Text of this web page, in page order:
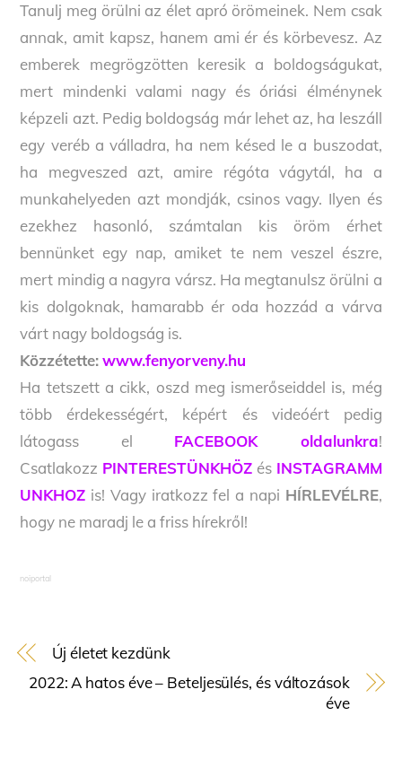
Tanulj meg örülni az élet apró örömeinek. Nem csak
annak, amit kapsz, hanem ami ér és körbevesz. Az
emberek megrögzötten keresik a boldogságukat,
mert mindenki valami nagy és óriási élménynek
képzeli azt. Pedig boldogság már lehet az, ha leszáll
egy veréb a válladra, ha nem késed le a buszodat,
ha megveszed azt, amire régóta vágytál, ha a
munkahelyeden azt mondják, csinos vagy. Ilyen és
ezekhez hasonló, számtalan kis öröm érhet
bennünket egy nap, amiket te nem veszel észre,
mert mindig a nagyra vársz. Ha megtanulsz örülni a
kis dolgoknak, hamarabb ér oda hozzád a várva
várt nagy boldogság is.
Közzétette: www.fenyorveny.hu
Ha tetszett a cikk, oszd meg ismerőseiddel is, még
több érdekességért, képért és videóért pedig
látogass el FACEBOOK oldalunkra!
Csatlakozz PINTERESTÜNKHÖZ és INSTAGRAMM
UNKHOZ is! Vagy iratkozz fel a napi HÍRLEVÉLRE,
hogy ne maradj le a friss hírekről!
noiportal
Új életet kezdünk
2022: A hatos éve – Beteljesülés, és változások
éve